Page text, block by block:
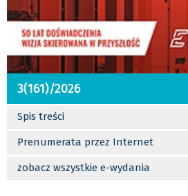
3(161)/2026
Spis treści
Prenumerata przez Internet
zobacz wszystkie e-wydania